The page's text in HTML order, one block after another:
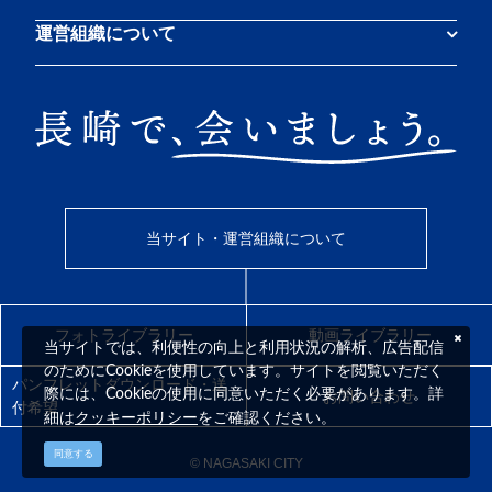
運営組織について
当サイト・運営組織について
フォトライブラリー 動画ライブラリー
パンフレットダウンロード・送
付希望
お問い合わせ
© NAGASAKI CITY
当サイトでは、利便性の向上と利用状況の解析、広告配信
のためにCookieを使用しています。サイトを閲覧いただく
際には、Cookieの使用に同意いただく必要があります。詳
細はクッキーポリシーをご確認ください。
同意する